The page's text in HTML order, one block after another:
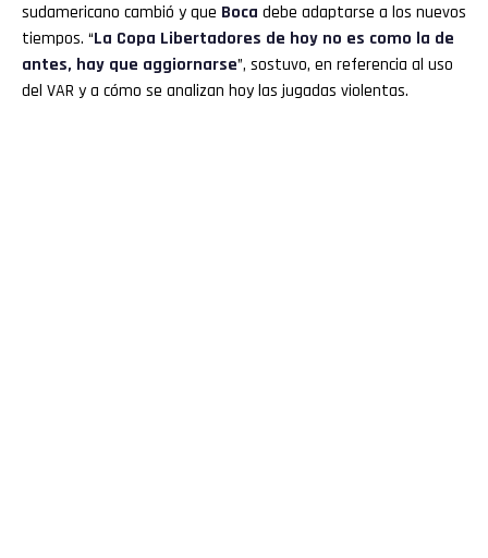
sudamericano cambió y que Boca debe adaptarse a los nuevos
tiempos. “La Copa Libertadores de hoy no es como la de
antes, hay que aggiornarse”, sostuvo, en referencia al uso
del VAR y a cómo se analizan hoy las jugadas violentas.